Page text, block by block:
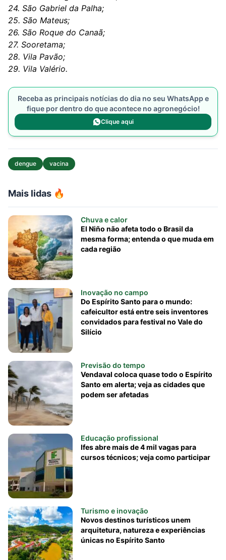
Mais lidas 🔥
Chuva e calor
El Niño não afeta todo o Brasil da
mesma forma; entenda o que muda em
cada região
Inovação no campo
Do Espírito Santo para o mundo:
cafeicultor está entre seis inventores
convidados para festival no Vale do
Silício
Previsão do tempo
Vendaval coloca quase todo o Espírito
Santo em alerta; veja as cidades que
podem ser afetadas
Educação profissional
Ifes abre mais de 4 mil vagas para
cursos técnicos; veja como participar
Turismo e inovação
Novos destinos turísticos unem
arquitetura, natureza e experiências
únicas no Espírito Santo
24. São Gabriel da Palha;
25. São Mateus;
26. São Roque do Canaã;
27. Sooretama;
28. Vila Pavão;
29. Vila Valério.
Receba as principais notícias do dia no seu WhatsApp e
fique por dentro do que acontece no agronegócio!
Clique aqui
dengue vacina